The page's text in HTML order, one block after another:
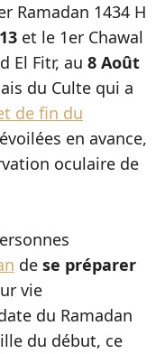
Ramadan 1434 H
et le 1er Chawal
El Fitr, au 8 Août
du Culte qui a
de fin du
en avance,
oculaire de
de se préparer
vie
du Ramadan
du début, ce